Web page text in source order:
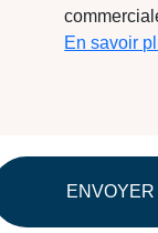
En savoir